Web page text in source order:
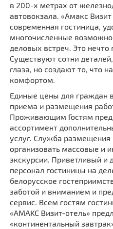
в 200-х метрах от
автовокзала. «Амакс
современная гостиница,
многочисленные
деловых встреч. Это нечто
Существуют сотни
глаза, но создают то, что
комфортом.
Единые цены для граждан
приема и размещения
Проживающим Гостям
ассортимент
услуг. Служба размещения
организовать массовые и
экскурсии. Приветливый и
персонал гостиницы на
белорусское
заботой и вниманием и
сервис. Всем гостям
«AMAKC Визит-отель»
«континентальный